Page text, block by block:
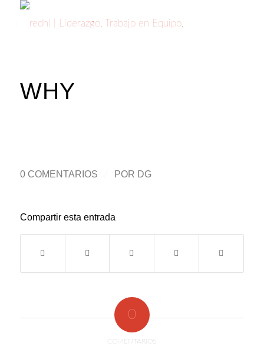
WHY
0 COMENTARIOS POR DG
Compartir esta entrada
0
COMENTARIOS